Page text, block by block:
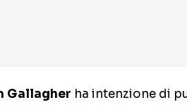
Gallagher ha intenzione di